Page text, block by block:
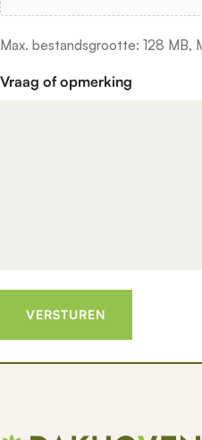
Max. bestandsgrootte: 128 MB,
Vraag of opmerking